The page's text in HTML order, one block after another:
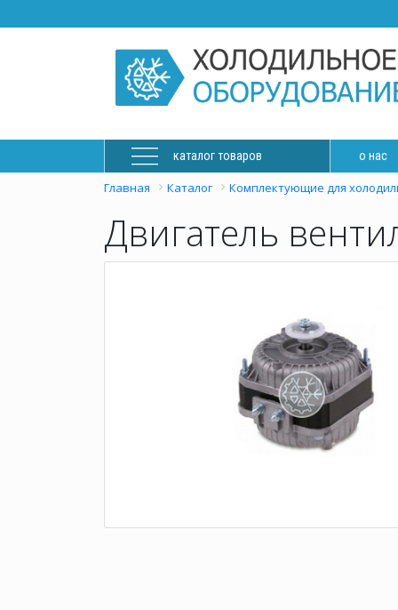
каталог товаров о нас
Главная Каталог Комплектующие для
Двигатель